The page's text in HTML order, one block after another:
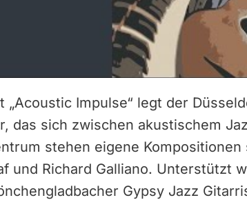
„Acoustic Impulse“ legt der
das sich zwischen akustischem
stehen eigene
und Richard Galliano. Unterstützt
Gypsy Jazz